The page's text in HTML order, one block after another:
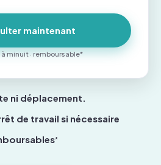
ni déplacement.
de travail si nécessaire
*
maintenant
à minuit · remboursable*